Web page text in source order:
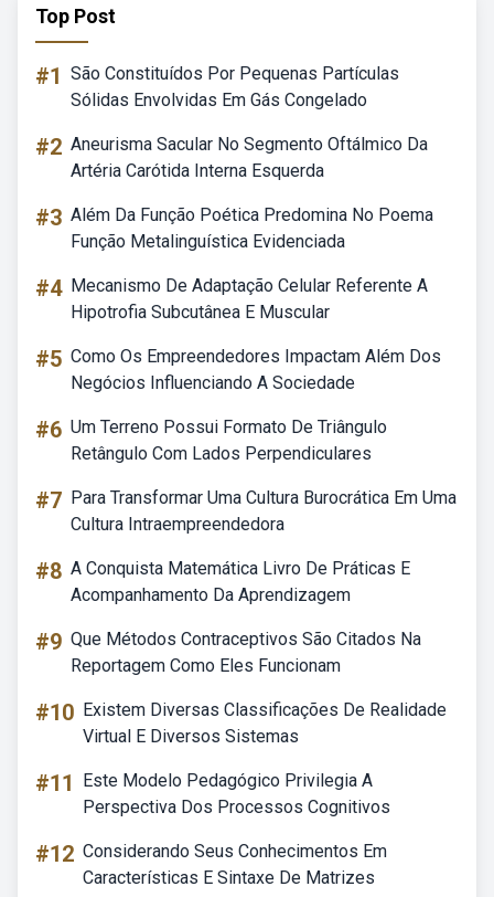
Top Post
#1 São Constituídos Por Pequenas Partículas
Sólidas Envolvidas Em Gás Congelado
#2 Aneurisma Sacular No Segmento Oftálmico Da
Artéria Carótida Interna Esquerda
#3 Além Da Função Poética Predomina No Poema
Função Metalinguística Evidenciada
#4 Mecanismo De Adaptação Celular Referente A
Hipotrofia Subcutânea E Muscular
#5 Como Os Empreendedores Impactam Além Dos
Negócios Influenciando A Sociedade
#6 Um Terreno Possui Formato De Triângulo
Retângulo Com Lados Perpendiculares
#7 Para Transformar Uma Cultura Burocrática Em Uma
Cultura Intraempreendedora
#8 A Conquista Matemática Livro De Práticas E
Acompanhamento Da Aprendizagem
#9 Que Métodos Contraceptivos São Citados Na
Reportagem Como Eles Funcionam
#10 Existem Diversas Classificações De Realidade
Virtual E Diversos Sistemas
#11
Este Modelo Pedagógico Privilegia A
Perspectiva Dos Processos Cognitivos
#12 Considerando Seus Conhecimentos Em
Características E Sintaxe De Matrizes